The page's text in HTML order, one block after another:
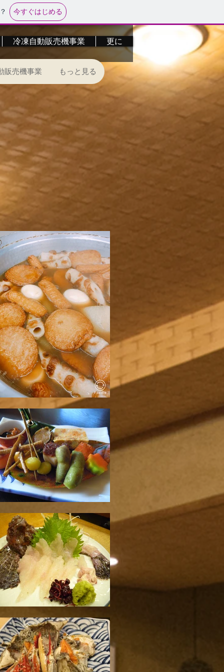
今すぐはじめる
冷凍自動販売機事業 更に
販売機事業 もっと見る